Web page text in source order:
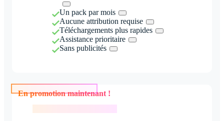
Un pack par mois
Aucune attribution requise
Téléchargements plus rapides
Assistance prioritaire
Sans publicités
En promotion maintenant !